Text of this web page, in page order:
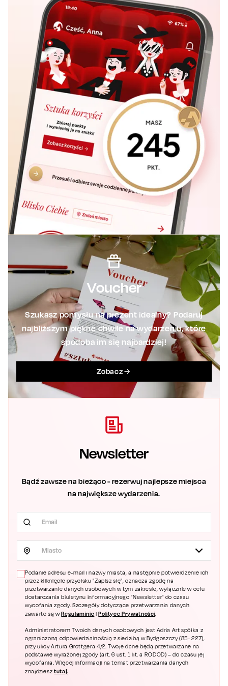
Voucher
Szukasz pomysłu na prezent idealny? Podaruj
najbliższym piękne chwile na wydarzeniu, które
spodoba im się najbardziej!
Zobacz
Newsletter
Bądź zawsze na bieżąco - rezerwuj najlepsze miejsca
na największe wydarzenia.
Miasto
Podanie adresu e-mail i nazwy miasta, a następnie potwierdzenie ich
przez kliknięcie przycisku "Zapisz się", oznacza zgodę na
przetwarzanie danych osobowych w tym zakresie, wyłącznie w celu
dostarczania biuletynu informacyjnego "Newsletter" do czasu
wycofania zgody. Szczegóły dotyczące przetwarzania danych
zawarte są wRegulaminie iPolityce Prywatności.
Administratorem Twoich danych osobowych jest Adria Art spółka z
ograniczoną odpowiedzialnością z siedzibą w Bydgoszczy (85- 227),
przy ulicy Artura Grottgera 4/2. Twoje dane będą przetwarzane na
podstawie wyrażonej zgody (art. 6 ust. 1 lit. a RODOD) – do czasu jej
wycofania. Więcej informacji na temat przetwarzania danych
znajdziesztutaj.